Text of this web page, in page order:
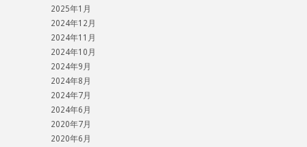
2025年1月
2024年12月
2024年11月
2024年10月
2024年9月
2024年8月
2024年7月
2024年6月
2020年7月
2020年6月